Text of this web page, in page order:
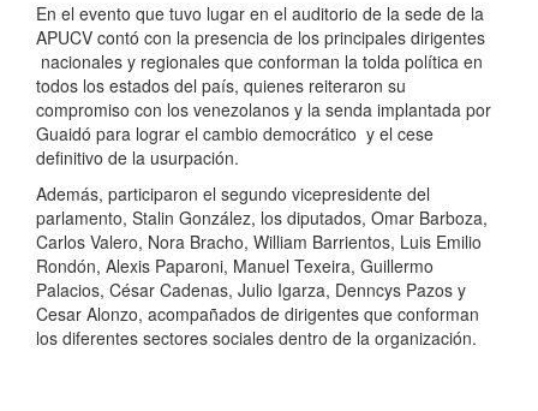
En el evento que tuvo lugar en el auditorio de la sede de la
APUCV contó con la presencia de los principales dirigentes
nacionales y regionales que conforman la tolda política en
todos los estados del país, quienes reiteraron su
compromiso con los venezolanos y la senda implantada por
Guaidó para lograr el cambio democrático y el cese
definitivo de la usurpación.
Además, participaron el segundo vicepresidente del
parlamento, Stalin González, los diputados, Omar Barboza,
Carlos Valero, Nora Bracho, William Barrientos, Luis Emilio
Rondón, Alexis Paparoni, Manuel Texeira, Guillermo
Palacios, César Cadenas, Julio Igarza, Denncys Pazos y
Cesar Alonzo, acompañados de dirigentes que conforman
los diferentes sectores sociales dentro de la organización.